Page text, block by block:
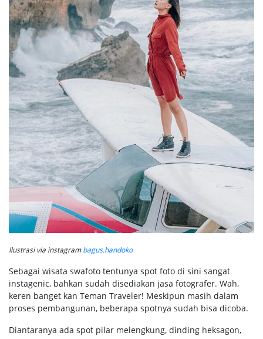
Ilustrasi via instagrambagus.handoko
Sebagai wisata swafoto tentunya spot foto di sini sangat
instagenic, bahkan sudah disediakan jasa fotografer. Wah,
keren banget kan Teman Traveler! Meskipun masih dalam
proses pembangunan, beberapa spotnya sudah bisa dicoba.
Diantaranya ada spot pilar melengkung, dinding heksagon,